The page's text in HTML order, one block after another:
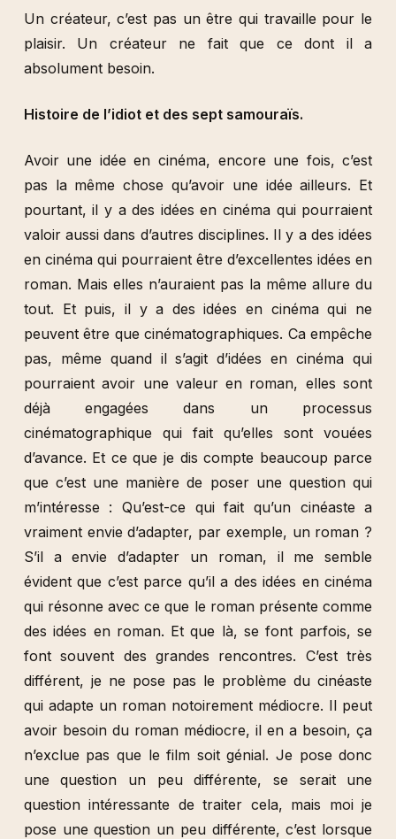
Un créateur, c’est pas un être qui travaille pour le
plaisir. Un créateur ne fait que ce dont il a
absolument besoin.
Histoire de l’idiot et des sept samouraïs.
Avoir une idée en cinéma, encore une fois, c’est
pas la même chose qu’avoir une idée ailleurs. Et
pourtant, il y a des idées en cinéma qui pourraient
valoir aussi dans d’autres disciplines. Il y a des idées
en cinéma qui pourraient être d’excellentes idées en
roman. Mais elles n’auraient pas la même allure du
tout. Et puis, il y a des idées en cinéma qui ne
peuvent être que cinématographiques. Ca empêche
pas, même quand il s’agit d’idées en cinéma qui
pourraient avoir une valeur en roman, elles sont
déjà engagées dans un processus
cinématographique qui fait qu’elles sont vouées
d’avance. Et ce que je dis compte beaucoup parce
que c’est une manière de poser une question qui
m’intéresse : Qu’est-ce qui fait qu’un cinéaste a
vraiment envie d’adapter, par exemple, un roman ?
S’il a envie d’adapter un roman, il me semble
évident que c’est parce qu’il a des idées en cinéma
qui résonne avec ce que le roman présente comme
des idées en roman. Et que là, se font parfois, se
font souvent des grandes rencontres. C’est très
différent, je ne pose pas le problème du cinéaste
qui adapte un roman notoirement médiocre. Il peut
avoir besoin du roman médiocre, il en a besoin, ça
n’exclue pas que le film soit génial. Je pose donc
une question un peu différente, se serait une
question intéressante de traiter cela, mais moi je
pose une question un peu différente, c’est lorsque